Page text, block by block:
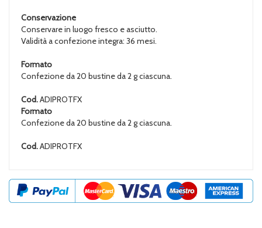
Conservazione
Conservare in luogo fresco e asciutto.
Validità a confezione integra: 36 mesi.
Formato
Confezione da 20 bustine da 2 g ciascuna.
Cod.ADIPROTFX
Formato
Confezione da 20 bustine da 2 g ciascuna.
Cod.ADIPROTFX